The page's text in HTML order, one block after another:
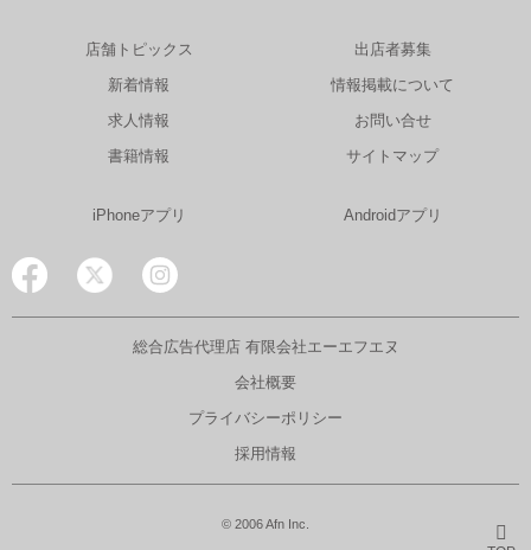
店舗トピックス
新着情報
求人情報
書籍情報
出店者募集
情報掲載について
お問い合せ
サイトマップ
iPhoneアプリ Androidアプリ
総合広告代理店 有限会社エーエフエヌ
会社概要
プライバシーポリシー
採用情報
© 2006 Afn Inc.